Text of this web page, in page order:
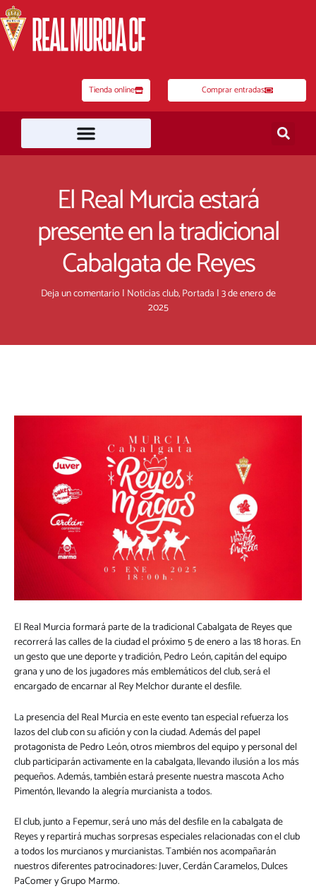
al
contenido
Tienda online Comprar entradas
El Real Murcia estará
presente en la tradicional
Cabalgata de Reyes
Deja un comentario | Noticias club,Portada |3 de enero de
2025
El Real Murcia formará parte de la tradicional Cabalgata de Reyes que
recorrerá las calles de la ciudad el próximo 5 de enero a las 18 horas. En
un gesto que une deporte y tradición, Pedro León, capitán del equipo
grana y uno de los jugadores más emblemáticos del club, será el
encargado de encarnar al Rey Melchor durante el desfile.
La presencia del Real Murcia en este evento tan especial refuerza los
lazos del club con su afición y con la ciudad. Además del papel
protagonista de Pedro León, otros miembros del equipo y personal del
club participarán activamente en la cabalgata, llevando ilusión a los más
pequeños. Además, también estará presente nuestra mascota Acho
Pimentón, llevando la alegría murcianista a todos.
El club, junto a Fepemur, será uno más del desfile en la cabalgata de
Reyes y repartirá muchas sorpresas especiales relacionadas con el club
a todos los murcianos y murcianistas. También nos acompañarán
nuestros diferentes patrocinadores: Juver, Cerdán Caramelos, Dulces
PaComer y Grupo Marmo.